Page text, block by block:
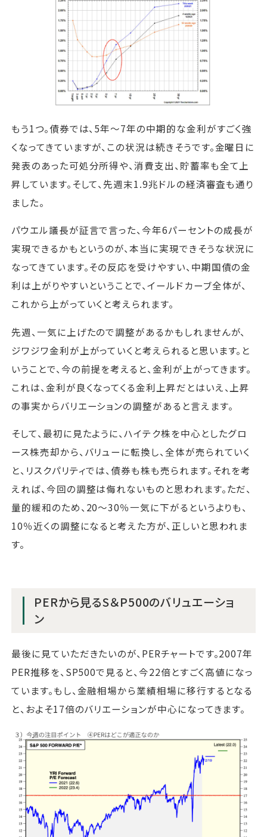
もう1つ。債券では、5年～7年の中期的な金利がすごく強
くなってきていますが、この状況は続きそうです。金曜日に
発表のあった可処分所得や、消費支出、貯蓄率も全て上
昇しています。そして、先週末1.9兆ドルの経済審査も通り
ました。
パウエル議長が証言で言った、今年6パーセントの成長が
実現できるかもというのが、本当に実現できそうな状況に
なってきています。その反応を受けやすい、中期国債の金
利は上がりやすいということで、イールドカーブ全体が、
これから上がっていくと考えられます。
先週、一気に上げたので調整があるかもしれませんが、
ジワジワ金利が上がっていくと考えられると思います。と
いうことで、今の前提を考えると、金利が上がってきます。
これは、金利が良くなってくる金利上昇だとはいえ、上昇
の事実からバリエーションの調整があると言えます。
そして、最初に見たように、ハイテク株を中心としたグロ
ース株売却から、バリューに転換し、全体が売られていく
と、リスクパリティでは、債券も株も売られます。それを考
えれば、今回の調整は侮れないものと思われます。ただ、
量的緩和のため、20～30％一気に下がるというよりも、
10％近くの調整になると考えた方が、正しいと思われま
す。
PERから見るS＆P500のバリュエーショ
ン
最後に見ていただきたいのが、PERチャートです。2007年
PER推移を、SP500で見ると、今22倍とすごく高値になっ
ています。もし、金融相場から業績相場に移行するとなる
と、およそ17倍のバリエーションが中心になってきます。